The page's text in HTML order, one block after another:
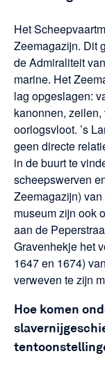
Het
Zeemagazijn. Dit
de Admiraliteit
marine. Het
lag opgeslagen:
kanonnen,
oorlogsvloot. ’s
geen directe
in de buurt te
scheepswerven
Zeemagazijn)
museum zijn ook
aan de
Gravenhekje het
1647 en 1674)
verweven te zijn
Hoe komen